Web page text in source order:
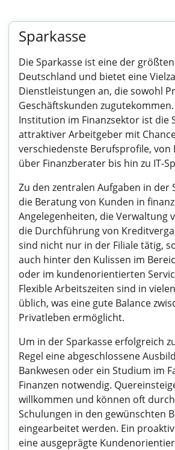
Sparkasse
Die Sparkasse ist eine der
Deutschland und bietet eine
Dienstleistungen an, die sowohl
Geschäftskunden
Institution im Finanzsektor ist die
attraktiver Arbeitgeber mit
verschiedenste Berufsprofile, von
über Finanzberater bis hin zu IT-
Zu den zentralen Aufgaben in der
die Beratung von Kunden in
Angelegenheiten, die Verwaltung
die Durchführung von
sind nicht nur in der Filiale tätig,
auch hinter den Kulissen im
oder im kundenorientierten
Flexible Arbeitszeiten sind in
üblich, was eine gute Balance
Privatleben ermöglicht.
Um in der Sparkasse erfolgreich
Regel eine abgeschlossene
Bankwesen oder ein Studium im
Finanzen notwendig.
willkommen und können oft
Schulungen in den gewünschten
eingearbeitet werden. Ein
eine ausgeprägte